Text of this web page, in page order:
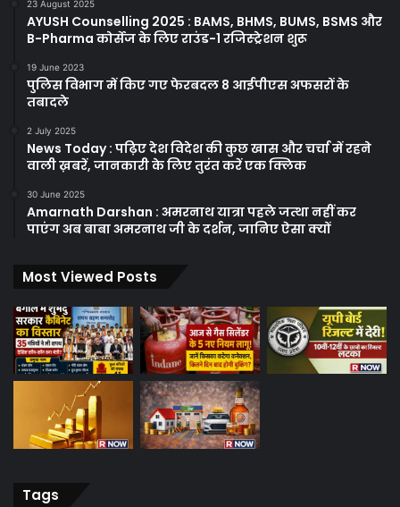
23 August 2025
AYUSH Counselling 2025 : BAMS, BHMS, BUMS, BSMS और
B-Pharma कोर्सेज के लिए राउंड-1 रजिस्ट्रेशन शुरू
19 June 2023
पुलिस विभाग में किए गए फेरबदल 8 आईपीएस अफसरों के
तबादले
2 July 2025
News Today : पढ़िए देश विदेश की कुछ खास और चर्चा में रहने
वाली ख़बरें, जानकारी के लिए तुरंत करें एक क्लिक
30 June 2025
Amarnath Darshan : अमरनाथ यात्रा पहले जत्था नहीं कर
पाएंग अब बाबा अमरनाथ जी के दर्शन, जानिए ऐसा क्यों
Most Viewed Posts
Tags